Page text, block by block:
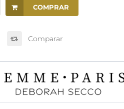
COMPRAR
Comparar